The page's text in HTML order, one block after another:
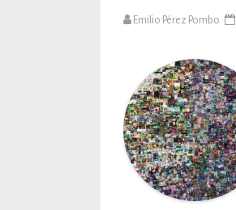
Emilio Pérez Pombo